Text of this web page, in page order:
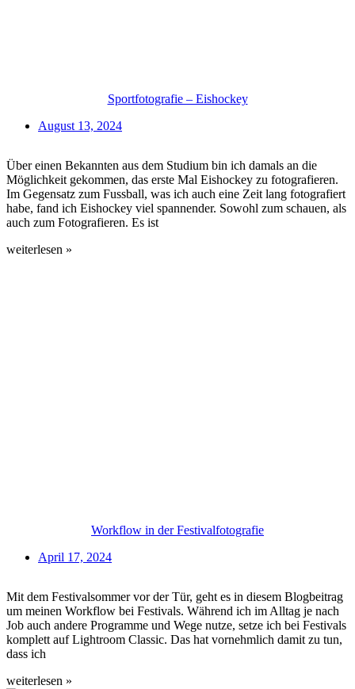
Sportfotografie – Eishockey
August 13, 2024
Über einen Bekannten aus dem Studium bin ich damals an die
Möglichkeit gekommen, das erste Mal Eishockey zu fotografieren.
Im Gegensatz zum Fussball, was ich auch eine Zeit lang fotografiert
habe, fand ich Eishockey viel spannender. Sowohl zum schauen, als
auch zum Fotografieren. Es ist
weiterlesen »
Workflow in der Festivalfotografie
April 17, 2024
Mit dem Festivalsommer vor der Tür, geht es in diesem Blogbeitrag
um meinen Workflow bei Festivals. Während ich im Alltag je nach
Job auch andere Programme und Wege nutze, setze ich bei Festivals
komplett auf Lightroom Classic. Das hat vornehmlich damit zu tun,
dass ich
weiterlesen »